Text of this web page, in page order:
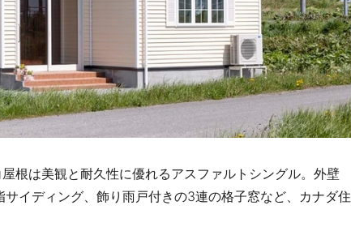
根は美観と耐久性に優れるアスファルトシングル。外壁
イディング、飾り雨戸付きの3連の格子窓など、カナダ住